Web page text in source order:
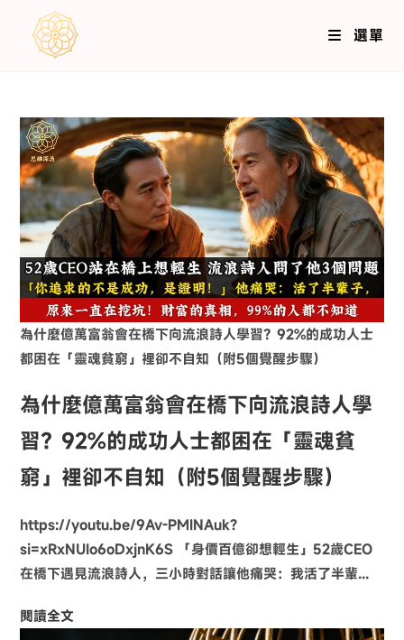
選單
為什麼億萬富翁會在橋下向流浪詩人學習？92%的成功人士
都困在「靈魂貧窮」裡卻不自知（附5個覺醒步驟）
為什麼億萬富翁會在橋下向流浪詩人學
習？92%的成功人士都困在「靈魂貧
窮」裡卻不自知（附5個覺醒步驟）
https://youtu.be/9Av-PMINAuk?
si=xRxNUIo6oDxjnK6S 「身價百億卻想輕生」52歲CEO
在橋下遇見流浪詩人，三小時對話讓他痛哭：我活了半輩...
閱讀全文